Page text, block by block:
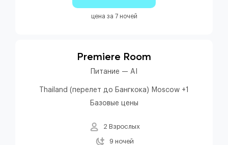
цена за 7 ночей
Premiere Room
Питание — AI
Thailand (перелет до Бангкока) Moscow +1
Базовые цены
2 Взрослых
9 ночей